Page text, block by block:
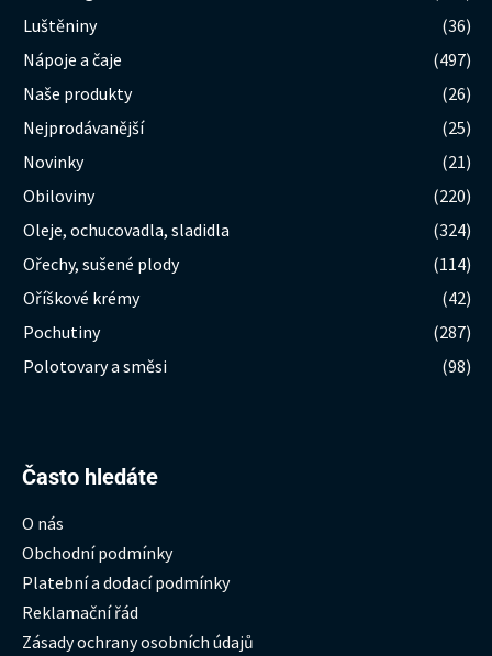
Luštěniny
(36)
Nápoje a čaje
(497)
Naše produkty
(26)
Nejprodávanější
(25)
Novinky
(21)
Obiloviny
(220)
Oleje, ochucovadla, sladidla
(324)
Ořechy, sušené plody
(114)
Oříškové krémy
(42)
Pochutiny
(287)
Polotovary a směsi
(98)
Často hledáte
O nás
Obchodní podmínky
Platební a dodací podmínky
Reklamační řád
Zásady ochrany osobních údajů
Hledat: